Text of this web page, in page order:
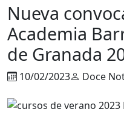
Nueva
Academia
de Granada
10/02/2023 Doce